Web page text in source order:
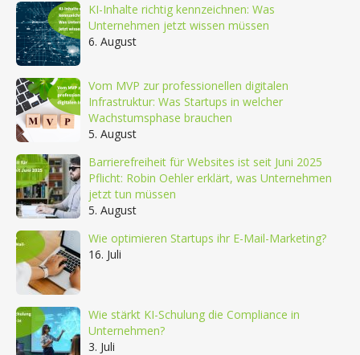
KI-Inhalte richtig kennzeichnen: Was
Unternehmen jetzt wissen müssen
6. August
Vom MVP zur professionellen digitalen
Infrastruktur: Was Startups in welcher
Wachstumsphase brauchen
5. August
Barrierefreiheit für Websites ist seit Juni 2025
Pflicht: Robin Oehler erklärt, was Unternehmen
jetzt tun müssen
5. August
Wie optimieren Startups ihr E-Mail-Marketing?
16. Juli
Wie stärkt KI-Schulung die Compliance in
Unternehmen?
3. Juli